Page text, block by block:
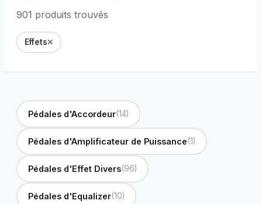
901 produits trouvés
Effets
Pédales d'Accordeur(14)
Pédales d'Amplificateur de Puissance(1)
Pédales d'Effet Divers(96)
Pédales d'Equalizer(10)